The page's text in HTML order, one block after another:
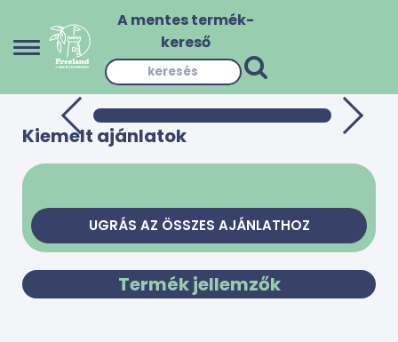
A mentes termék-
kereső
Kiemelt ajánlatok
UGRÁS AZ ÖSSZES AJÁNLATHOZ
Termék jellemzők